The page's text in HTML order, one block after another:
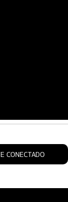
CONECTADO